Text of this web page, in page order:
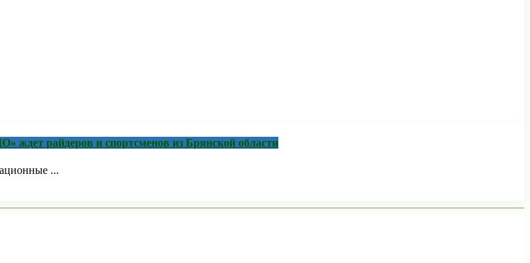
ждет райдеров и спортсменов из Брянской области
...